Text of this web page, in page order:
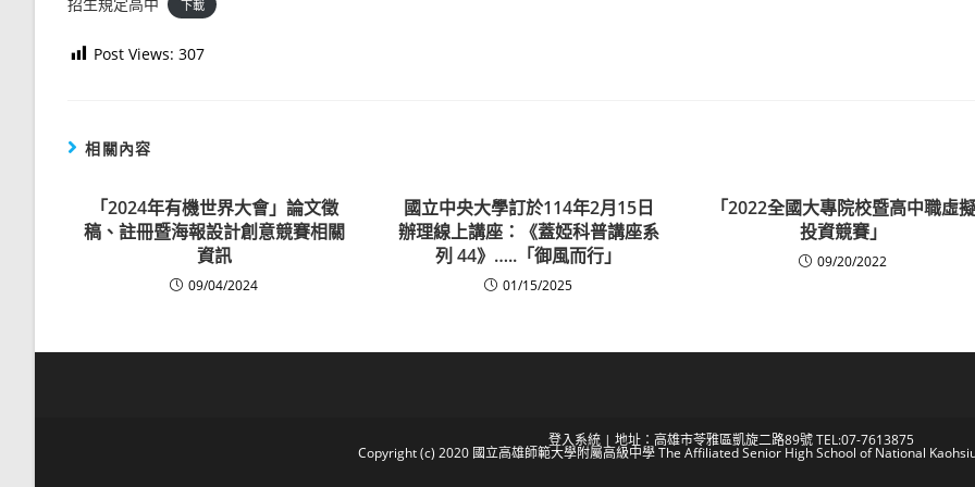
下載
Post Views: 307
相關內容
「2024年有機世界大會」論文徵
稿、註冊暨海報設計創意競賽相關
資訊
09/04/2024
國立中央大學訂於114年2月15日
辦理線上講座：《蓋婭科普講座系
列 44》…..「御風而行」
01/15/2025
「2022全國大專院校暨高中職虛擬
投資競賽」
09/20/2022
登入系統 | 地址：高雄市苓雅區凱旋二路89號 TEL:07-7613875
Copyright (c) 2020 國立高雄師範大學附屬高級中學 The Affiliated Senior High School of National